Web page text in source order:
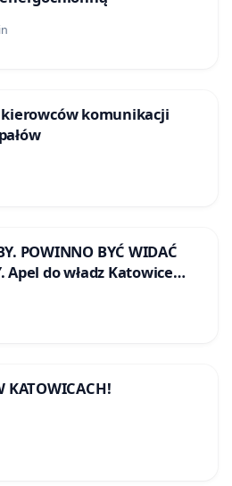
komunikacji
POWINNO BYĆ WIDAĆ
Apel do władz Katowice
do programu HIDDEN
– SŁONECZNIK –
KATOWICACH!